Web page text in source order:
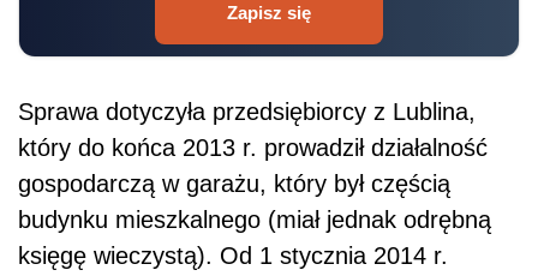
Zapisz się
Sprawa dotyczyła przedsiębiorcy z Lublina,
który do końca 2013 r. prowadził działalność
gospodarczą w garażu, który był częścią
budynku mieszkalnego (miał jednak odrębną
księgę wieczystą). Od 1 stycznia 2014 r.